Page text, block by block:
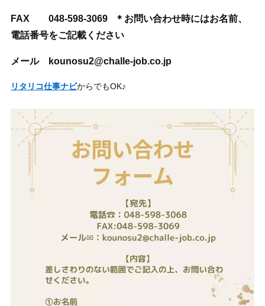
FAX 048-598-3069 ＊お問い合わせ時にはお名前、
電話番号をご記載ください
メール kounosu2@challe-job.co.jp
リタリコ仕事ナビからでもOK♪